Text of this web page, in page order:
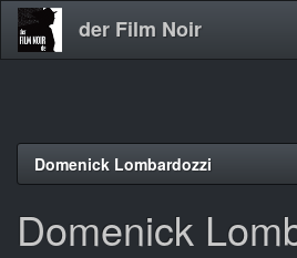
Direkt
der Film Noir
Domenick Lombardozzi
Domenick